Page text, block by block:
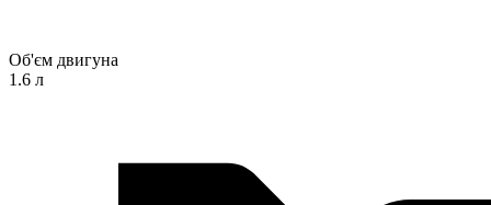
Об'єм двигуна
1.6 л